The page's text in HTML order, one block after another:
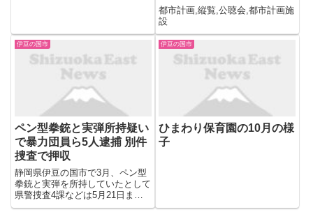
都市計画,縦覧,公聴会,都市計画施
設
伊豆の国市
ペン型拳銃と実弾所持疑い
で暴力団員ら5人逮捕 別件
捜査で押収
静岡県伊豆の国市で3月、ペン型
拳銃と実弾を所持していたとして
県警捜査4課などは5月21日まで
に、千葉県松戸市五香西5、指定
伊豆の国市
ひまわり保育園の10月の様
子